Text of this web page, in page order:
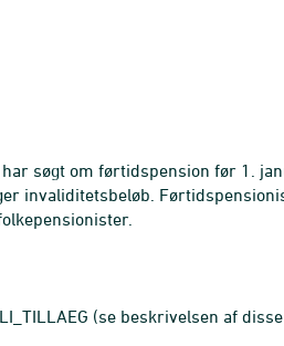
søgt om førtidspension før 1.
invaliditetsbeløb.
(se beskrivelsen af